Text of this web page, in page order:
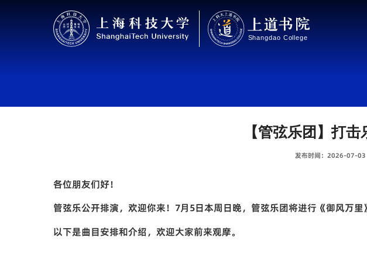
【管弦乐团】打
发布时间：2026-07-03
各位朋友们好！
管弦乐公开排演，欢迎你来！7月5日本周日晚，管弦乐团将进行 《御风万
以下是曲目安排和介绍，欢迎大家前来观摩。